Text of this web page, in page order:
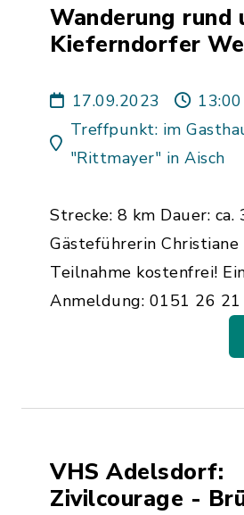
Wanderung rund
Kieferndorfer
17.09.2023
Treffpunkt: im
"Rittmayer" in Aisch
Strecke: 8 km Dauer: ca.
Gästeführerin
Teilnahme kostenfrei!
Anmeldung: 0151 26
VHS Adelsdorf:
Zivilcourage -